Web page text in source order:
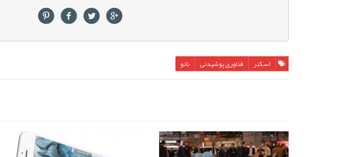
اسکنر فناوری پوشیدنی نانو